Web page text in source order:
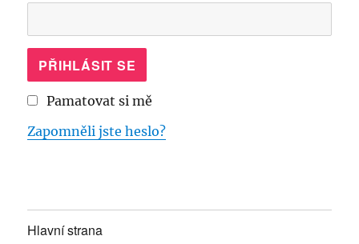
Pamatovat si mě
Zapomněli jste heslo?
Hlavní strana